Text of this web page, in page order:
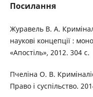
Посилання
Журавель В. А.
наукові концепції :
«Апостіль», 2012. 304 с.
Пчеліна О. В.
Право і суспільство.